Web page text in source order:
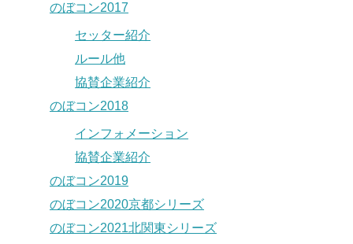
のぼコン2017
セッター紹介
ルール他
協賛企業紹介
のぼコン2018
インフォメーション
協賛企業紹介
のぼコン2019
のぼコン2020京都シリーズ
のぼコン2021北関東シリーズ